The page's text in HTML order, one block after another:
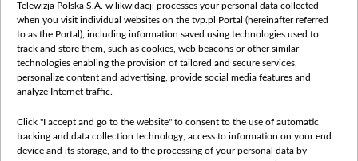
Безопасность
Youtube
Белсат news
Белсат Life
Belsat English
Biełsat PL
Telewizja Polska S.A. w likwidacji processes your personal data collected
when you visit individual websites on the tvp.pl Portal (hereinafter referred
to as the Portal), including information saved using technologies used to
track and store them, such as cookies, web beacons or other similar
technologies enabling the provision of tailored and secure services,
personalize content and advertising, provide social media features and
analyze Internet traffic.
Click "I accept and go to the website" to consent to the use of automatic
tracking and data collection technology, access to information on your end
device and its storage, and to the processing of your personal data by